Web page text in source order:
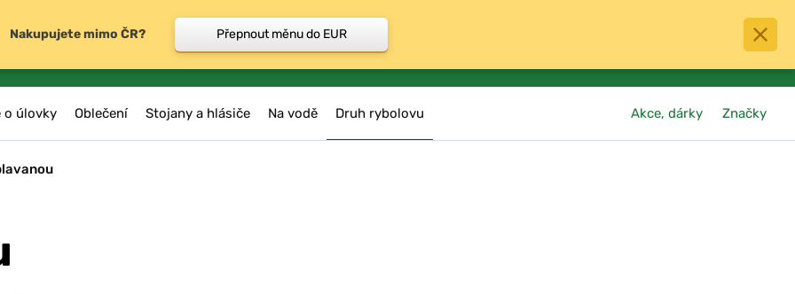
0
košík
o úlovky Oblečení Stojany a hlásiče Na vodě Druh rybolovu Akce, dárky Značky
Nakupujete mimo ČR? Přepnout měnu do EUR